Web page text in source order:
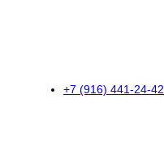
+7 (916) 441-24-42